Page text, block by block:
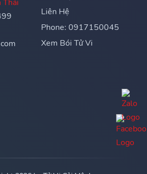
Thái
Liên Hệ
Phone: 0917150045
Xem Bói Tử Vi